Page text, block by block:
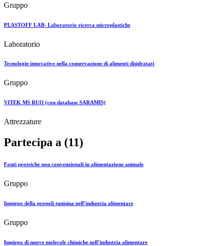
Gruppo
PLASTOFF LAB- Laboratorio ricerca microplastiche
Laboratorio
Tecnologie innovative nella conservazione di alimenti disidratati
Gruppo
VITEK MS RUO (con database SARAMIS)
Attrezzature
Partecipa a (11)
Fonti proteiche non convenzionali in alimentazione animale
Gruppo
Impiego della propoli tunisina nell’industria alimentare
Gruppo
Impiego di nuove molecole chimiche nell’industria alimentare